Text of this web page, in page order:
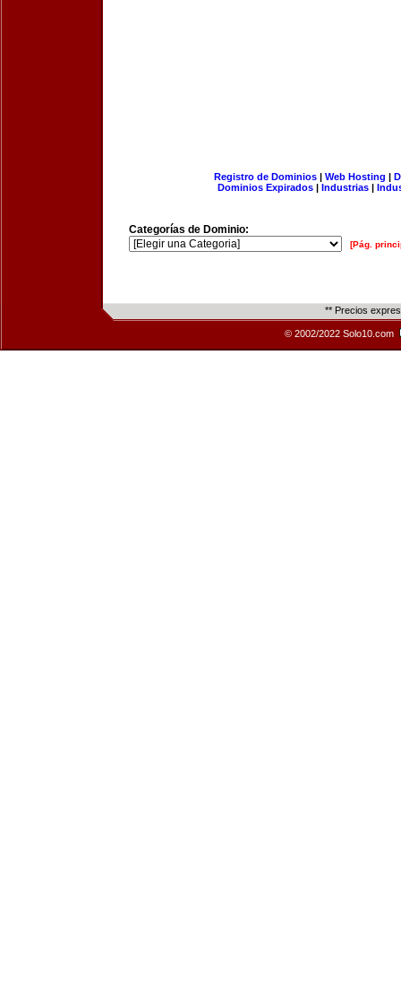
Registro de Dominios| Web Hosting |
Dominios Expirados | Industrias |
Categorías de Dominio:
[Pág.
** Precios
© 2002/2022 Solo10.com